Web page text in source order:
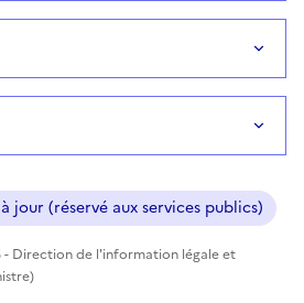
jour (réservé aux services publics)
Direction de l'information légale et